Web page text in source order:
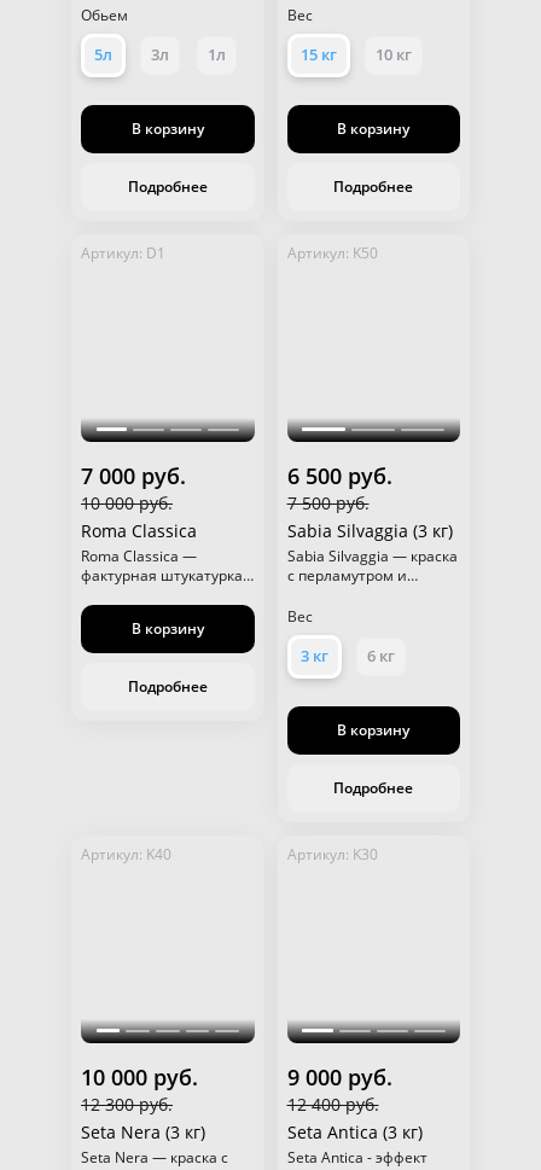
защиты и продления
срока службы
декоративных
покрытий.
Обьем
5л 3л 1л
В корзину
Подробнее
декоративные
покрытия.
Вес
15 кг 10 кг
В корзину
Подробнее
Артикул: D1
7 000 руб.
10 000 руб.
Roma Classica
Roma Classica —
фактурная штукатурка с
натурального камня
травертин для
изысканных
В корзину
Подробнее
Артикул: K50
6 500 руб.
7 500 руб.
Sabia Silvaggia (3 кг)
Sabia Silvaggia — краска
с перламутром и
для магического
эффекта «Песчаных
вихрей».
Вес
3 кг 6 кг
В корзину
Подробнее
Артикул: K40
10 000 руб.
12 300 руб.
Seta Nera (3 кг)
Seta Nera — краска с
Артикул: K30
9 000 руб.
12 400 руб.
Seta Antica (3 кг)
Seta Antica - эффект